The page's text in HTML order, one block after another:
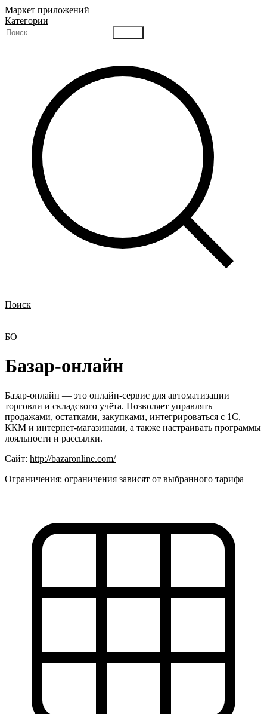
Маркет приложений
Категории
Поиск
БО
Базар-онлайн
Базар-онлайн — это онлайн-сервис для автоматизации
торговли и складского учёта. Позволяет управлять
продажами, остатками, закупками, интегрироваться с 1С,
ККМ и интернет-магазинами, а также настраивать программы
лояльности и рассылки.
Сайт: http://bazaronline.com/
Ограничения: ограничения зависят от выбранного тарифа